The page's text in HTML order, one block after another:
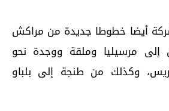
أيضا خطوطا جديدة من مراكش
إلى مرسيليا وملقة ووجدة نحو
وكذلك من طنجة إلى بلباو